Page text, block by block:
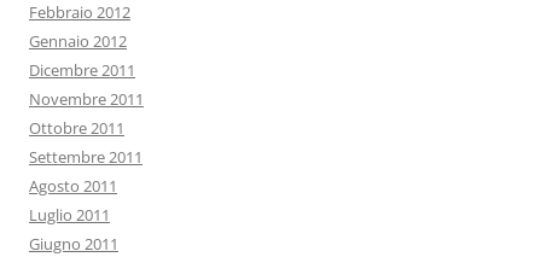
Febbraio 2012
Gennaio 2012
Dicembre 2011
Novembre 2011
Ottobre 2011
Settembre 2011
Agosto 2011
Luglio 2011
Giugno 2011